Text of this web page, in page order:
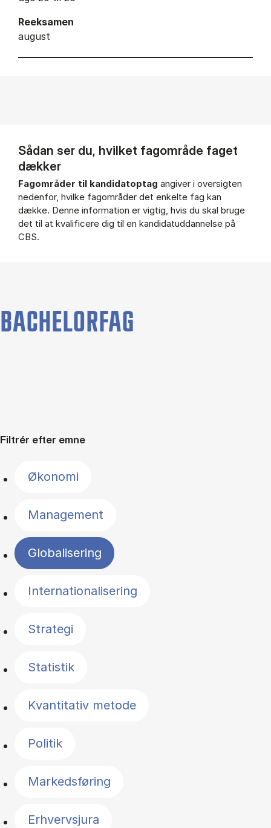
Reeksamen
august
Sådan ser du, hvilket fagområde faget
dækker
Fagområder til kandidatoptag angiver i oversigten
nedenfor, hvilke fagområder det enkelte fag kan
dække. Denne information er vigtig, hvis du skal bruge
det til at kvalificere dig til en kandidatuddannelse på
CBS.
BACHELORFAG
Filtrér efter emne
Økonomi
Management
Globalisering
Internationalisering
Strategi
Statistik
Kvantitativ metode
Politik
Markedsføring
Erhvervsjura